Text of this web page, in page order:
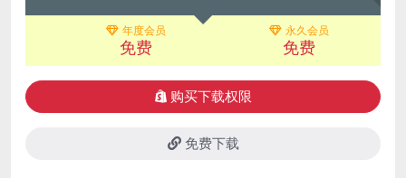
年度会员
免费
永久会员
免费
购买下载权限
免费下载